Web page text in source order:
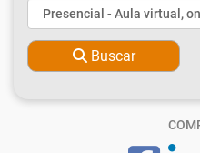
Buscar